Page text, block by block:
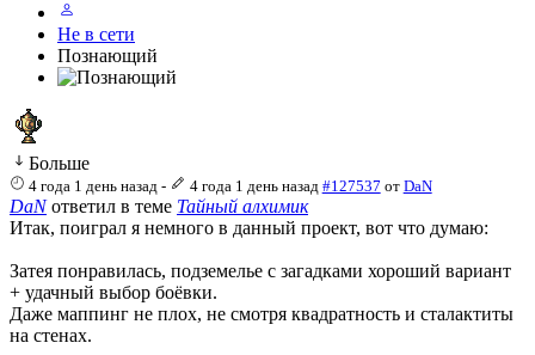
Не в сети
Познающий
Больше
4 года 1 день назад - 4 года 1 день назад #127537 от DaN
DaNответил в теме Тайный алхимик
Итак, поиграл я немного в данный проект, вот что думаю:
Затея понравилась, подземелье с загадками хороший вариант
+ удачный выбор боёвки.
Даже маппинг не плох, не смотря квадратность и сталактиты
на стенах.